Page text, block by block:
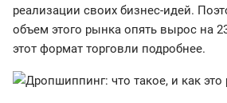
реализации своих бизнес-идей.
объем этого рынка опять вырос на
этот формат торговли подробнее.